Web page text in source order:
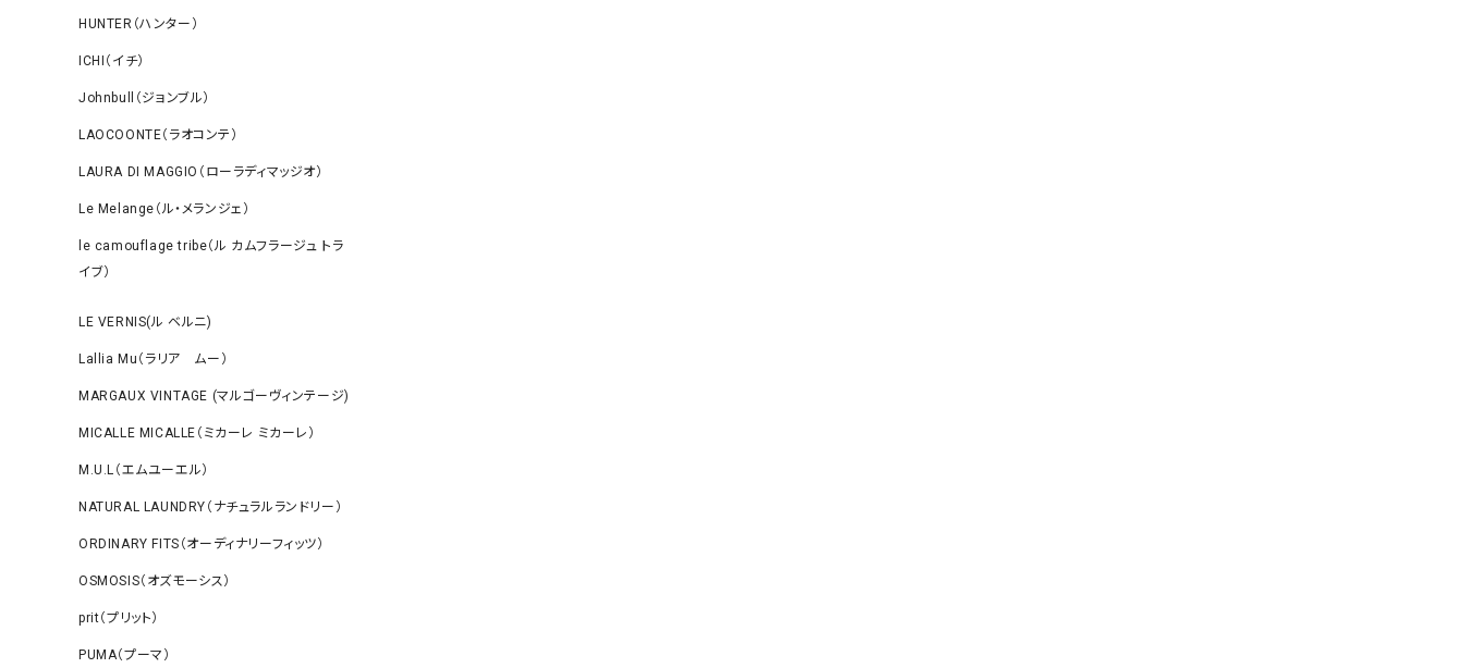
HUNTER（ハンター）
ICHI（イチ）
Johnbull（ジョンブル）
LAOCOONTE（ラオコンテ）
LAURA DI MAGGIO（ローラディマッジオ）
Le Melange（ル・メランジェ）
le camouflage tribe（ル カムフラージュ トラ
イブ）
LE VERNIS(ル ベルニ)
Lallia Mu（ラリア ムー）
MARGAUX VINTAGE (マルゴーヴィンテージ)
MICALLE MICALLE（ミカーレ ミカーレ）
M.U.L（エムユーエル）
NATURAL LAUNDRY（ナチュラルランドリー）
ORDINARY FITS（オーディナリーフィッツ）
OSMOSIS（オズモーシス）
prit（プリット）
PUMA（プーマ）